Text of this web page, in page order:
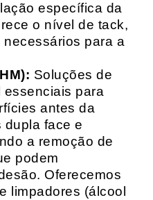
específica da
o nível de tack,
para a
Soluções de
essenciais para
antes da
dupla face e
a remoção de
podem
Oferecemos
limpadores (álcool